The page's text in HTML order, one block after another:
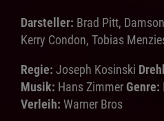
Darsteller: Brad Pitt,
Kerry Condon, Tobias
Regie: Joseph Kosinski
Musik: Hans Zimmer Genre:
Verleih: Warner Bros